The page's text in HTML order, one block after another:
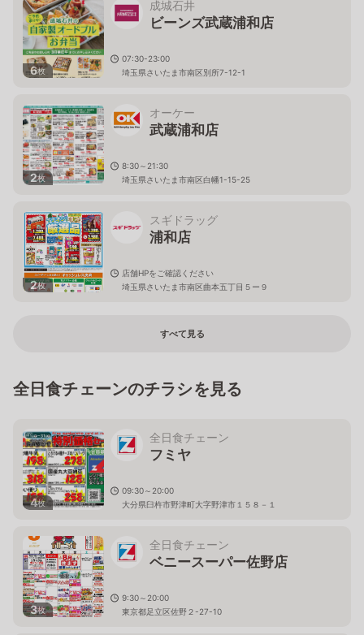
6枚
成城石井
ビーンズ武蔵浦和店
07:30-23:00
埼玉県さいたま市南区別所7-12-1
2枚
オーケー
武蔵浦和店
8:30～21:30
埼玉県さいたま市南区白幡1-15-25
2枚
スギドラッグ
浦和店
店舗HPをご確認ください
埼玉県さいたま市南区曲本五丁目５ー９
すべて見る
全日食チェーンのチラシを見る
4枚
全日食チェーン
フミヤ
09:30～20:00
大分県臼杵市野津町大字野津市１５８－１
3枚
全日食チェーン
ベニースーパー佐野店
9:30～20:00
東京都足立区佐野２-27-10